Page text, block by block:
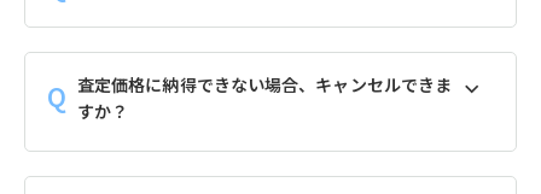
査定価格に納得できない場合、キャンセルできま
すか？